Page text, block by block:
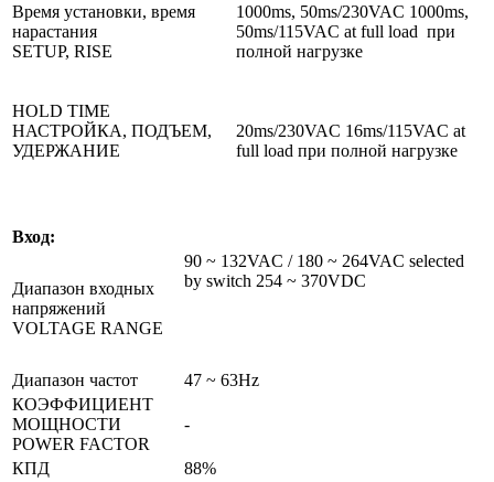
Время установки, время
нарастания
SETUP, RISE
HOLD TIME
НАСТРОЙКА, ПОДЪЕМ,
УДЕРЖАНИЕ
1000ms, 50ms/230VAC 1000ms,
50ms/115VAC at full load при
полной нагрузке
20ms/230VAC 16ms/115VAC at
full load при полной нагрузке
Вход:
Диапазон входных
напряжений
VOLTAGE RANGE
90 ~ 132VAC / 180 ~ 264VAC selected
by switch 254 ~ 370VDC
Диапазон частот
47 ~ 63Hz
КОЭФФИЦИЕНТ
МОЩНОСТИ
POWER FACTOR
-
КПД
88%